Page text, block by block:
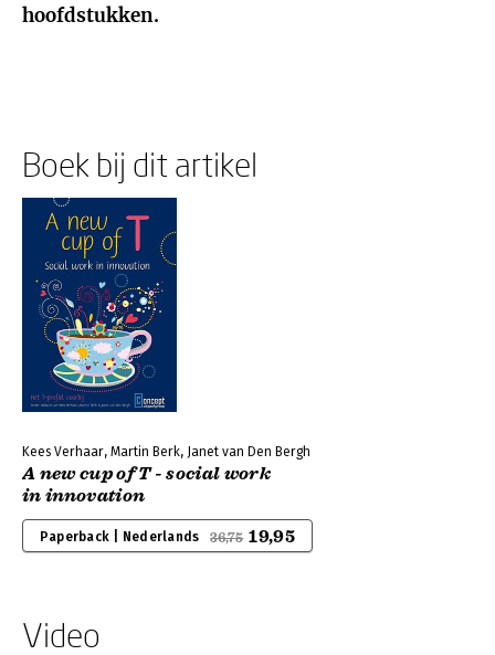
hoofdstukken.
Boek bij dit artikel
Kees Verhaar, Martin Berk, Janet van Den Bergh
A new cup of T - social work
in innovation
Paperback | Nederlands 36,75 19,95
Video